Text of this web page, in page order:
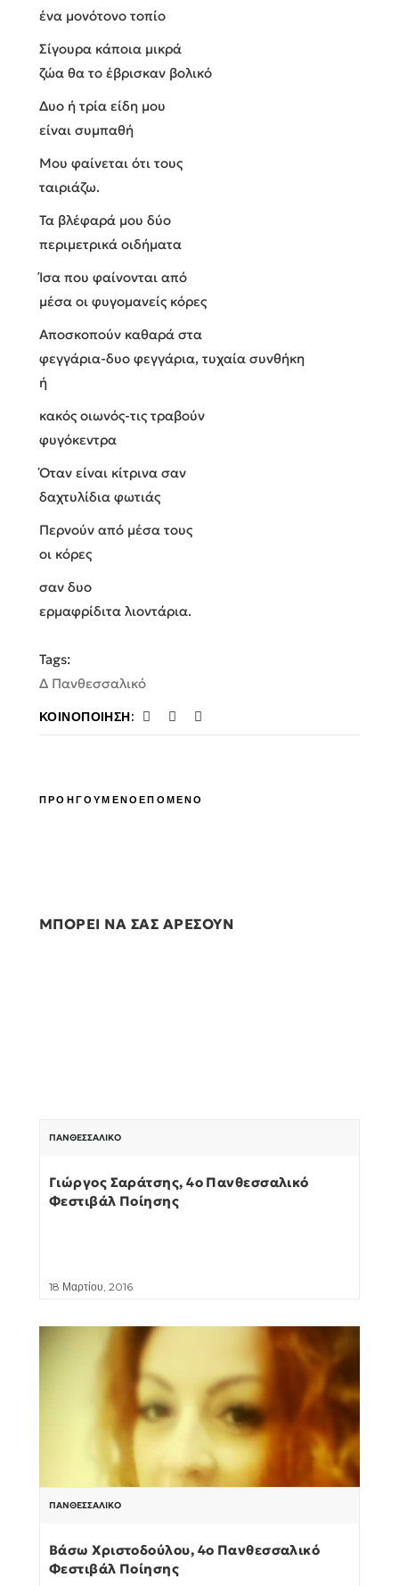
ένα μονότονο τοπίο
Σίγουρα κάποια μικρά
ζώα θα το έβρισκαν βολικό
Δυο ή τρία είδη μου
είναι συμπαθή
Μου φαίνεται ότι τους
ταιριάζω.
Τα βλέφαρά μου δύο
περιμετρικά οιδήματα
Ίσα που φαίνονται από
μέσα οι φυγομανείς κόρες
Αποσκοπούν καθαρά στα
φεγγάρια-δυο φεγγάρια, τυχαία συνθήκη
ή
κακός οιωνός-τις τραβούν
φυγόκεντρα
Όταν είναι κίτρινα σαν
δαχτυλίδια φωτιάς
Περνούν από μέσα τους
οι κόρες
σαν δυο
ερμαφρίδιτα λιοντάρια.
Tags:
Δ Πανθεσσαλικό
ΚΟΙΝΟΠΟΊΗΣΗ:
ΠΡΟΗΓΟΥΜΕΝΟΕΠΟΜΕΝΟ
ΜΠΟΡΕΙ ΝΑ ΣΑΣ ΑΡΕΣΟΥΝ
ΠΑΝΘΕΣΣΑΛΙΚΌ
Γιώργος Σαράτσης, 4ο Πανθεσσαλικό
Φεστιβάλ Ποίησης
18 Μαρτίου, 2016
ΠΑΝΘΕΣΣΑΛΙΚΌ
Βάσω Χριστοδούλου, 4ο Πανθεσσαλικό
Φεστιβάλ Ποίησης